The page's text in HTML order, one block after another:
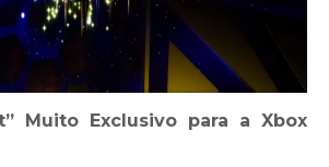
Muito Exclusivo para a Xbox